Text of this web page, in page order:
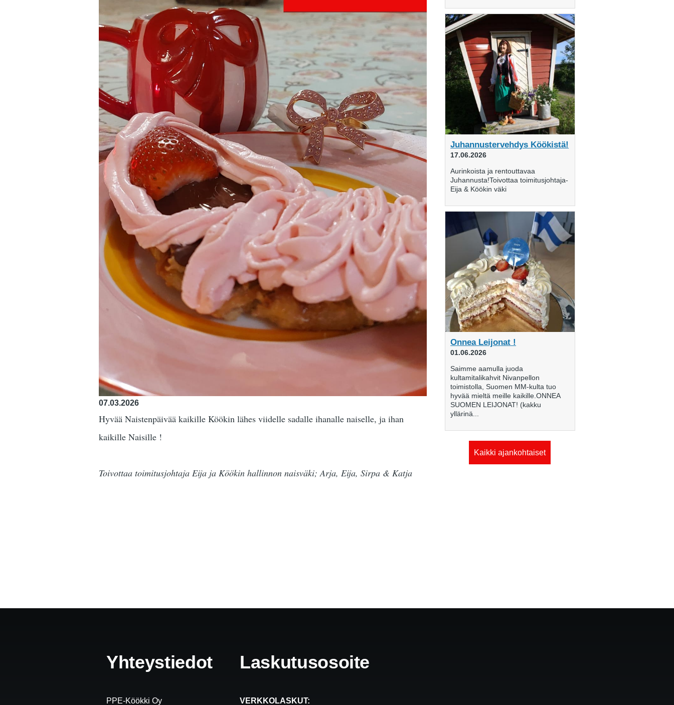
07.03.2026
Hyvää Naistenpäivää kaikille Köökin lähes viidelle sadalle ihanalle naiselle, ja ihan
kaikille Naisille !
Toivottaa toimitusjohtaja Eija ja Köökin hallinnon naisväki; Arja, Eija, Sirpa & Katja
Juhannustervehdys Köökistä!
17.06.2026
Aurinkoista ja rentouttavaa
Juhannusta!Toivottaa toimitusjohtaja-
Eija & Köökin väki
Onnea Leijonat !
01.06.2026
Saimme aamulla juoda
kultamitalikahvit Nivanpellon
toimistolla, Suomen MM-kulta tuo
hyvää mieltä meille kaikille.ONNEA
SUOMEN LEIJONAT! (kakku
yllärinä...
Kaikki ajankohtaiset
Yhteystiedot
PPE-Köökki Oy
Laskutusosoite
VERKKOLASKUT: